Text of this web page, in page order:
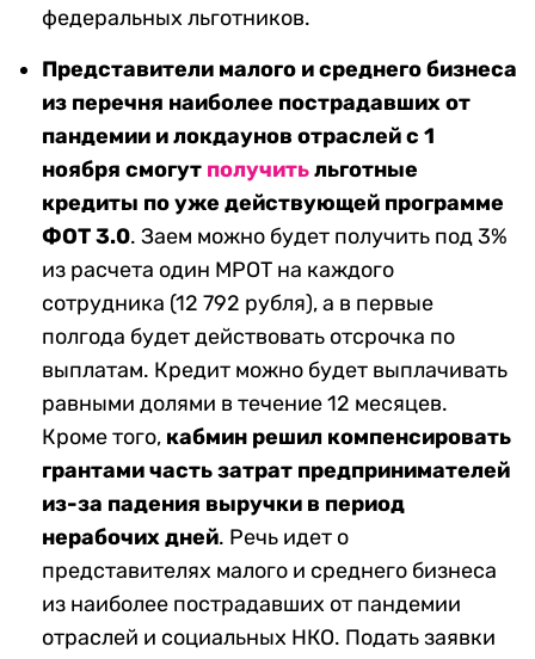
федеральных льготников.
Представители малого и среднего бизнеса
из перечня наиболее пострадавших от
пандемии и локдаунов отраслейс 1
ноября смогут получитьльготные
кредиты по уже действующей программе
ФОТ 3.0. Заем можно будет получить под 3%
из расчета один МРОТ на каждого
сотрудника (12 792 рубля), а в первые
полгода будет действовать отсрочка по
выплатам. Кредит можно будет выплачивать
равными долями в течение 12 месяцев.
Кроме того, кабмин решил компенсировать
грантами часть затрат предпринимателей
из-за падения выручки в период
нерабочих дней. Речь идет о
представителях малого и среднего бизнеса
из наиболее пострадавших от пандемии
отраслей и социальных НКО. Подать заявки